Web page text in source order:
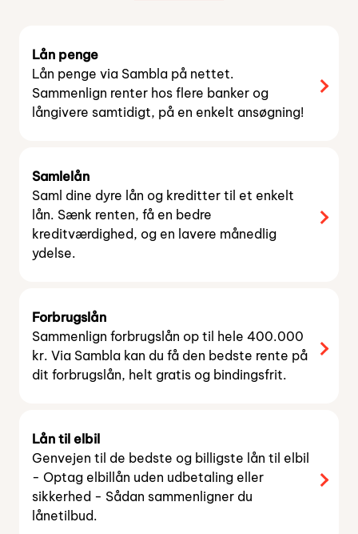
Lån penge
Lån penge via Sambla på nettet.
Sammenlign renter hos flere banker og
långivere samtidigt, på en enkelt ansøgning!
Samlelån
Saml dine dyre lån og kreditter til et enkelt
lån. Sænk renten, få en bedre
kreditværdighed, og en lavere månedlig
ydelse.
Forbrugslån
Sammenlign forbrugslån op til hele 400.000
kr. Via Sambla kan du få den bedste rente på
dit forbrugslån, helt gratis og bindingsfrit.
Lån til elbil
Genvejen til de bedste og billigste lån til elbil
- Optag elbillån uden udbetaling eller
sikkerhed - Sådan sammenligner du
lånetilbud.